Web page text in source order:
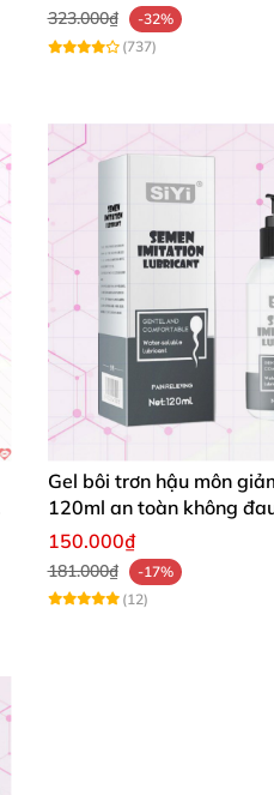
323.000₫
-32%
(737)
Gel bôi trơn hậu môn
120ml an toàn không
150.000₫
181.000₫
-17%
(12)